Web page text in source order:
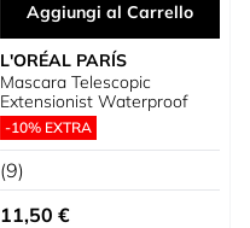
Aggiungi al Carrello
L'ORÉAL PARÍS
Mascara Telescopic
Extensionist Waterproof
-10% EXTRA
(9)
11,50 €